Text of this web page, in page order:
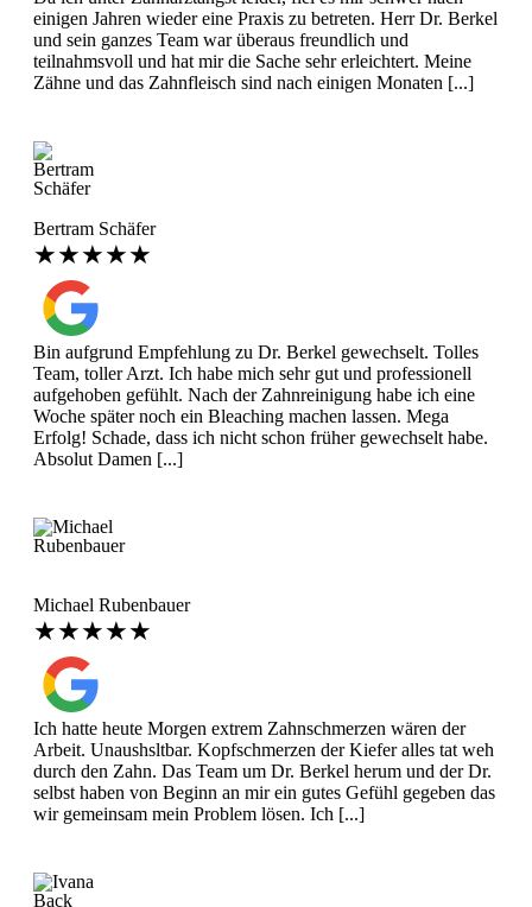
einigen Jahren wieder eine Praxis zu betreten. Herr Dr. Berkel
und sein ganzes Team war überaus freundlich und
teilnahmsvoll und hat mir die Sache sehr erleichtert. Meine
Zähne und das Zahnfleisch sind nach einigen Monaten [...]
Bertram Schäfer
★★★★★
Bin aufgrund Empfehlung zu Dr. Berkel gewechselt. Tolles
Team, toller Arzt. Ich habe mich sehr gut und professionell
aufgehoben gefühlt. Nach der Zahnreinigung habe ich eine
Woche später noch ein Bleaching machen lassen. Mega
Erfolg! Schade, dass ich nicht schon früher gewechselt habe.
Absolut Damen [...]
Michael Rubenbauer
★★★★★
Ich hatte heute Morgen extrem Zahnschmerzen wären der
Arbeit. Unaushsltbar. Kopfschmerzen der Kiefer alles tat weh
durch den Zahn. Das Team um Dr. Berkel herum und der Dr.
selbst haben von Beginn an mir ein gutes Gefühl gegeben das
wir gemeinsam mein Problem lösen. Ich [...]